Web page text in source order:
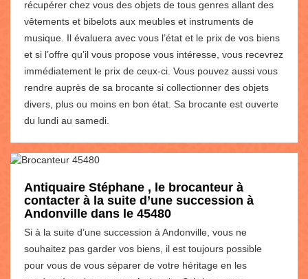
récupérer chez vous des objets de tous genres allant des
vêtements et bibelots aux meubles et instruments de
musique. Il évaluera avec vous l’état et le prix de vos biens
et si l’offre qu’il vous propose vous intéresse, vous recevrez
immédiatement le prix de ceux-ci. Vous pouvez aussi vous
rendre auprès de sa brocante si collectionner des objets
divers, plus ou moins en bon état. Sa brocante est ouverte
du lundi au samedi.
Antiquaire Stéphane , le brocanteur à
contacter à la suite d’une succession à
Andonville dans le 45480
Si à la suite d’une succession à Andonville, vous ne
souhaitez pas garder vos biens, il est toujours possible
pour vous de vous séparer de votre héritage en les